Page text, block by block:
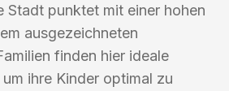
Stadt punktet mit einer hohen
ausgezeichneten
finden hier ideale
ihre Kinder optimal zu